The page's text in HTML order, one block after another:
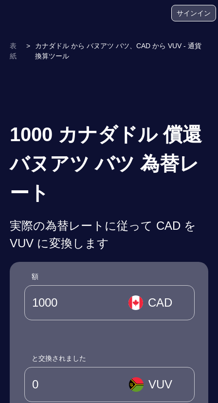
サインイン
表
紙
>
カナダドル から バヌアツ バツ、CAD から VUV - 通貨
換算ツール
1000 カナダドル 償還
バヌアツ バツ 為替レ
ート
実際の為替レートに従って CAD を
VUV に変換します
額
CAD
と交換されました
VUV